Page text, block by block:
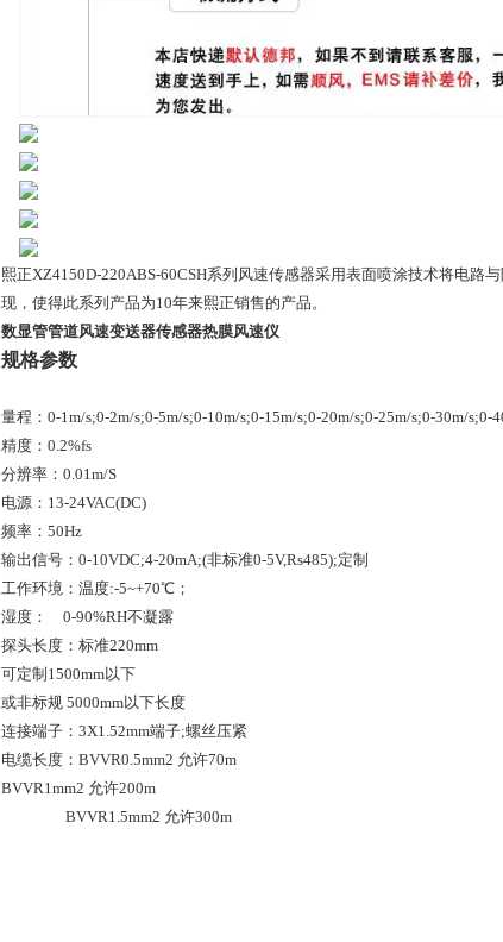
熙正XZ4150D-220ABS-60CSH系列风速传感器采用表面喷涂技术将电
现，使得此系列产品为10年来熙正销售的产品。
数显管管道风速变送器传感器热膜风速仪
规格参数
量程：0-1m/s;0-2m/s;0-5m/s;0-10m/s;0-15m/s;0-20m/s;0-25m/s;0-30m/s;0-
精度：0.2%fs
分辨率：0.01m/S
电源：13-24VAC(DC)
频率：50Hz
输出信号：0-10VDC;4-20mA;(非标准0-5V,Rs485);定制
工作环境：温度:-5~+70℃；
湿度： 0-90%RH不凝露
探头长度：标准220mm
可定制1500mm以下
或非标规 5000mm以下长度
连接端子：3X1.52mm端子;螺丝压紧
电缆长度：BVVR0.5mm2 允许70m
BVVR1mm2 允许200m
BVVR1.5mm2 允许300m